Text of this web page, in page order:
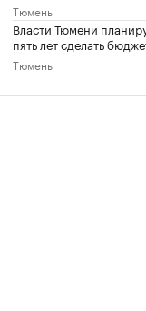
Тюмень
Власти Тюмени
пять лет сделать
Тюмень